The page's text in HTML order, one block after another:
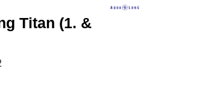
Titan (1. &